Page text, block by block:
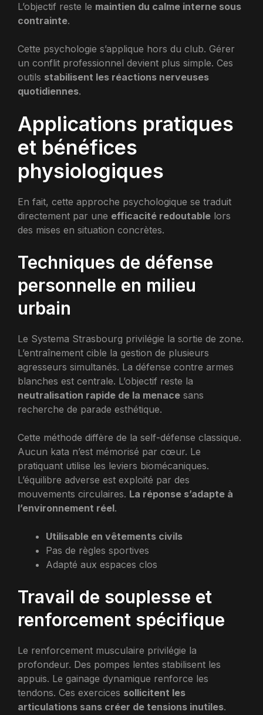
L’objectif reste le maintien du calme interne sous
contrainte.
Cette psychologie s’applique hors du club. Gérer
un conflit professionnel devient plus simple. Ces
outils stabilisent les réactions nerveuses
quotidiennes.
Applications pratiques
et bénéfices
physiologiques
En fait, cette approche psychologique se traduit
directement par une efficacité redoutable lors
des mises en situation concrètes.
Techniques de défense
personnelle en milieu
urbain
Le Systema Strasbourg privilégie la sortie de zone.
L’entraînement cible la gestion de plusieurs
agresseurs simultanés. La défense contre armes
blanches est centrale. L’objectif reste la
neutralisation rapide de la menace sans
recherche de parade esthétique.
Cette méthode diffère de la self-défense classique.
Aucun kata n’est mémorisé par cœur. Le
pratiquant utilise les leviers biomécaniques.
L’équilibre adverse est exploité par des
mouvements circulaires. La réponse s’adapte à
l’environnement réel.
Utilisable en vêtements civils
Pas de règles sportives
Adapté aux espaces clos
Travail de souplesse et
renforcement spécifique
Le renforcement musculaire privilégie la
profondeur. Des pompes lentes stabilisent les
appuis. Le gainage dynamique renforce les
tendons. Ces exercices sollicitent les
articulations sans créer de tensions inutiles.